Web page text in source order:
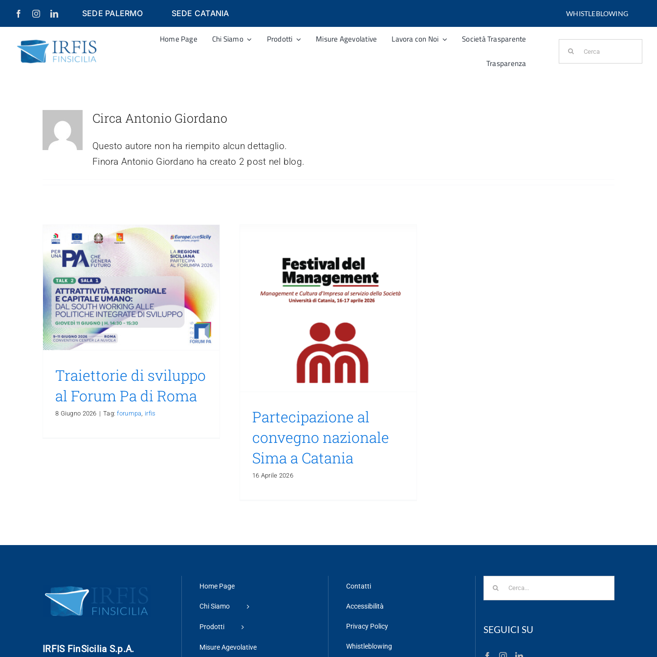
Salta
contenuto
SEDE PALERMO SEDE CATANIA WHISTLEBLOWING
Home Page Chi Siamo Prodotti Misure Agevolative Lavora con Noi Società Trasparente
Trasparenza
Cerca
per:
Circa Antonio Giordano
Questo autore non ha riempito alcun dettaglio.
Finora Antonio Giordano ha creato 2 post nel blog.
Traiettorie di sviluppo al Forum Pa
Traiettorie di sviluppo
al Forum Pa di Roma
8 Giugno 2026 | Tag:forumpa irfis
Partecipazione al convegno
nazionale Sima a Catania
Partecipazione al
convegno nazionale
Sima a Catania
16 Aprile 2026
IRFIS FinSicilia S.p.A.
Home Page
Chi Siamo
Prodotti
Misure Agevolative
Contatti
Accessibilità
Privacy Policy
Whistleblowing
Cerca
per:
SEGUICI SU